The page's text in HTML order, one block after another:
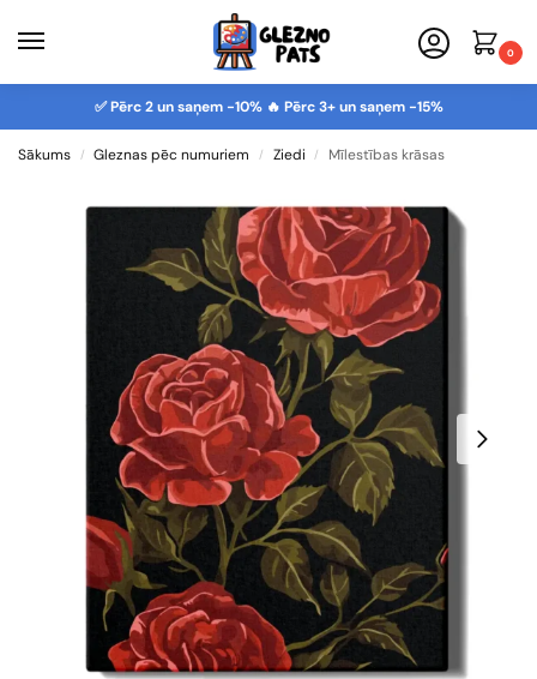
0
✅ Pērc 2 un saņem -10% 🔥 Pērc 3+ un saņem -15%
Sākums / Gleznas pēc numuriem / Ziedi / Mīlestības krāsas